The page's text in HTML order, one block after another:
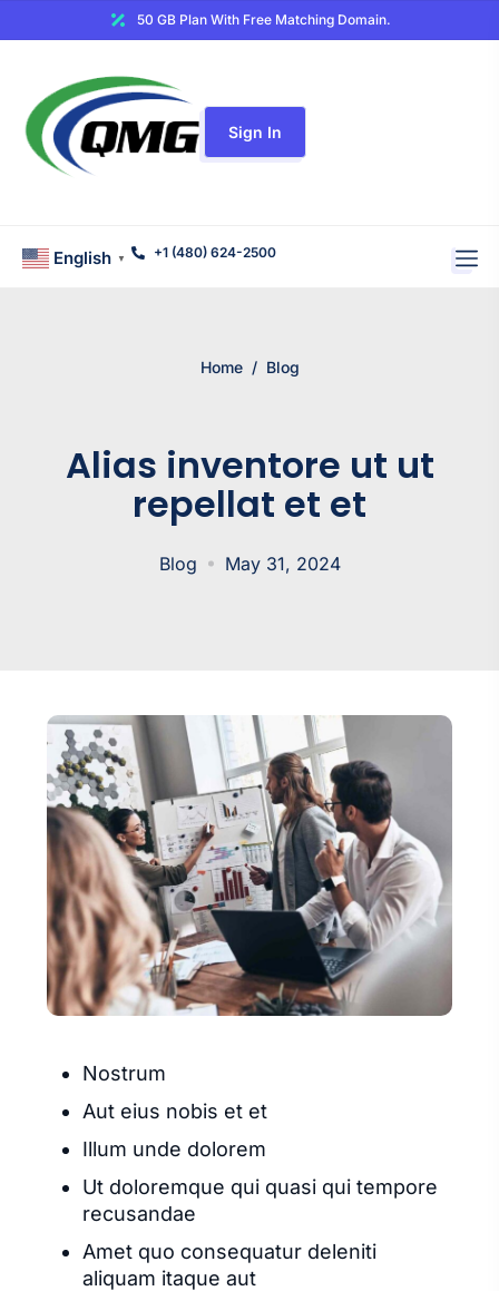
50 GB Plan With Free Matching Domain.
Sign In
English ▼ +1 (480) 624-2500
Home / Blog
Alias inventore ut ut
repellat et et
Blog May 31, 2024
Nostrum
Aut eius nobis et et
Illum unde dolorem
Ut doloremque qui quasi qui tempore
recusandae
Amet quo consequatur deleniti
aliquam itaque aut